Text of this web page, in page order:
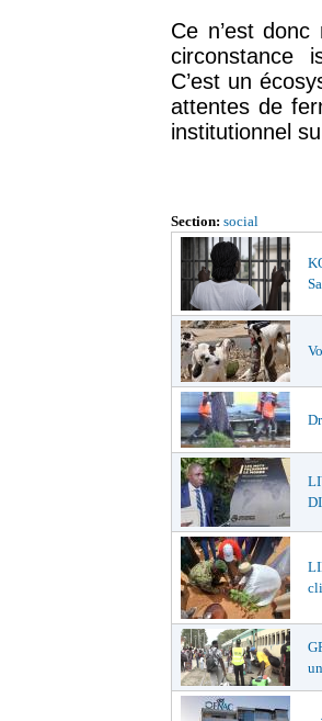
Ce n’est
circonstance
C’est un
attentes de
institutionnel
Section: social